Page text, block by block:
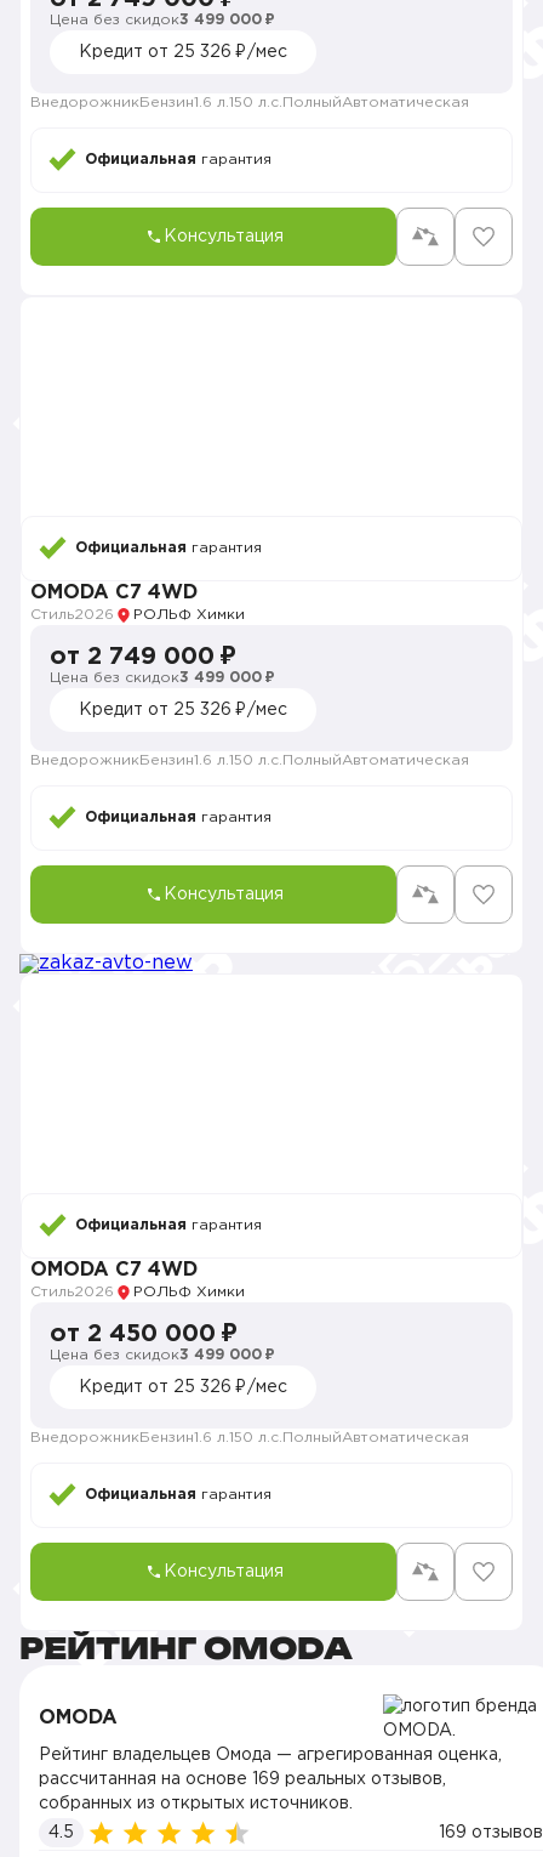
Цена без скидок3 499 000 ₽
Кредит от 25 326 ₽/мес
Внедорожник Бензин1.6 л. 150 л.с. ПолныйАвтоматическая
Официальная гарантия
Консультация
Официальная гарантия
OMODA C7 4WD
Стиль2026 РОЛЬФ Химки
от 2 749 000 ₽
Цена без скидок3 499 000 ₽
Кредит от 25 326 ₽/мес
Внедорожник Бензин1.6 л. 150 л.с. ПолныйАвтоматическая
Официальная гарантия
Консультация
Официальная гарантия
OMODA C7 4WD
Стиль2026 РОЛЬФ Химки
от 2 450 000 ₽
Цена без скидок3 499 000 ₽
Кредит от 25 326 ₽/мес
Внедорожник Бензин1.6 л. 150 л.с. ПолныйАвтоматическая
Официальная гарантия
Консультация
РЕЙТИНГ OMODA
OMODA
Рейтинг владельцев Омода — агрегированная оценка,
рассчитанная на основе 169 реальных отзывов,
собранных из открытых источников.
4.5
169 отзывов